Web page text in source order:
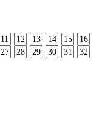
11 12 13 14 15
16
27 28 29 30 31
32